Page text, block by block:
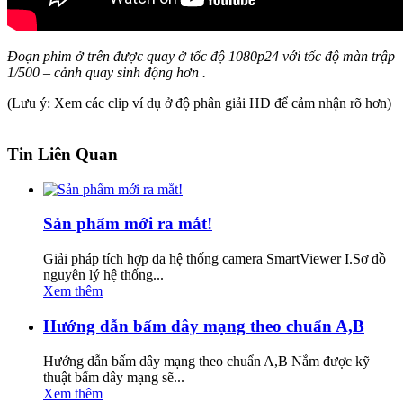
Đoạn phim ở trên được quay ở tốc độ 1080p24 với tốc độ màn trập
1/500 – cảnh quay sinh động hơn .
(Lưu ý: Xem các clip ví dụ ở độ phân giải HD để cảm nhận rõ hơn)
Tin Liên Quan
Sản phẩm mới ra mắt!
Giải pháp tích hợp đa hệ thống camera SmartViewer I.Sơ đồ
nguyên lý hệ thống...
Xem thêm
Hướng dẫn bấm dây mạng theo chuẩn A,B
Hướng dẫn bấm dây mạng theo chuẩn A,B Nắm được kỹ
thuật bấm dây mạng sẽ...
Xem thêm